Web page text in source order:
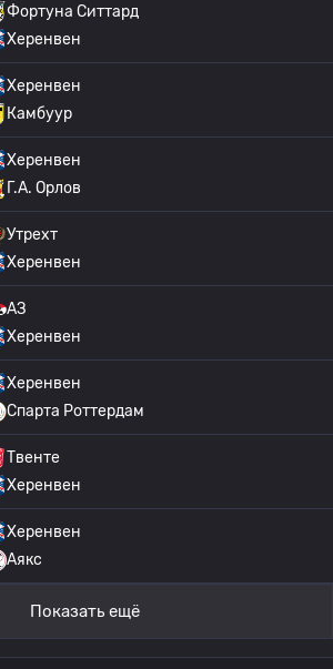
Фортуна Ситтард
Херенвен
Херенвен
Камбуур
Херенвен
Г.А. Орлов
Утрехт
Херенвен
АЗ
Херенвен
Херенвен
Спарта Роттердам
Твенте
Херенвен
Херенвен
Аякс
Показать ещё